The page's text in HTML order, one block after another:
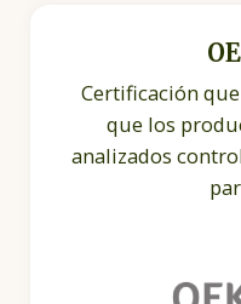
Certificación
que los
analizados